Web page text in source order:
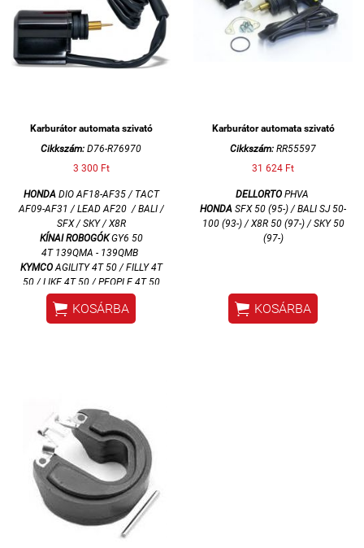
Karburátor automata szivató
Cikkszám: D76-R76970
3 300 Ft
HONDA DIO AF18-AF35 / TACT
AF09-AF31 / LEAD AF20 / BALI /
SFX / SKY / X8R
KÍNAI ROBOGÓKGY6 50
4T 139QMA - 139QMB
KYMCO AGILITY 4T 50 / FILLY 4T
50 / LIKE 4T 50 / PEOPLE 4T 50
/ SUPER 8 4T 50 / VITALITY 4T
50 / YAGER GT 4T 50
 KOSÁRBA
Karburátor automata szivató
Cikkszám: RR55597
31 624 Ft
DELLORTOPHVA
HONDA SFX 50 (95-) / BALI SJ 50-
100 (93-) / X8R 50 (97-) / SKY 50
(97-)
 KOSÁRBA